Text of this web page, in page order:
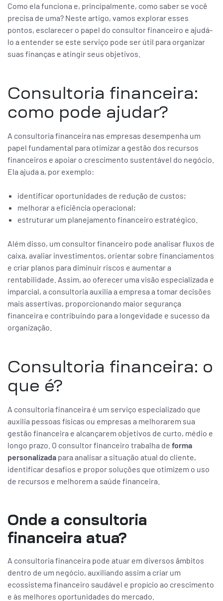
Como ela funciona e, principalmente, como saber se você
precisa de uma? Neste artigo, vamos explorar esses
pontos, esclarecer o papel do consultor financeiro e ajudá-
lo a entender se este serviço pode ser útil para organizar
suas finanças e atingir seus objetivos.
Consultoria financeira:
como pode ajudar?
A consultoria financeira nas empresas desempenha um
papel fundamental para otimizar a gestão dos recursos
financeiros e apoiar o crescimento sustentável do negócio.
Ela ajuda a, por exemplo:
identificar oportunidades de redução de custos;
melhorar a eficiência operacional;
estruturar um planejamento financeiro estratégico.
Além disso, um consultor financeiro pode analisar fluxos de
caixa, avaliar investimentos, orientar sobre financiamentos
e criar planos para diminuir riscos e aumentar a
rentabilidade. Assim, ao oferecer uma visão especializada e
imparcial, a consultoria auxilia a empresa a tomar decisões
mais assertivas, proporcionando maior segurança
financeira e contribuindo para a longevidade e sucesso da
organização.
Consultoria financeira: o
que é?
A consultoria financeira é um serviço especializado que
auxilia pessoas físicas ou empresas a melhorarem sua
gestão financeira e alcançarem objetivos de curto, médio e
longo prazo. O consultor financeiro trabalha de forma
personalizada para analisar a situação atual do cliente,
identificar desafios e propor soluções que otimizem o uso
de recursos e melhorem a saúde financeira.
Onde a consultoria
financeira atua?
A consultoria financeira pode atuar em diversos âmbitos
dentro de um negócio, auxiliando assim a criar um
ecossistema financeiro saudável e propício ao crescimento
e às melhores oportunidades do mercado.